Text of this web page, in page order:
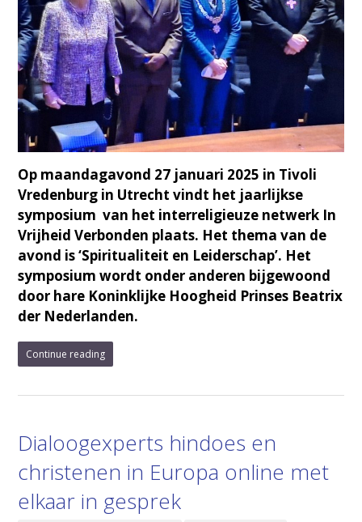
Op maandagavond 27 januari 2025 in Tivoli
Vredenburg in Utrecht vindt het jaarlijkse
symposium van het interreligieuze netwerk In
Vrijheid Verbonden plaats. Het thema van de
avond is ‘Spiritualiteit en Leiderschap’. Het
symposium wordt onder anderen bijgewoond
door hare Koninklijke Hoogheid Prinses Beatrix
der Nederlanden.
Continue reading
Dialoogexperts hindoes en
christenen in Europa online met
elkaar in gesprek